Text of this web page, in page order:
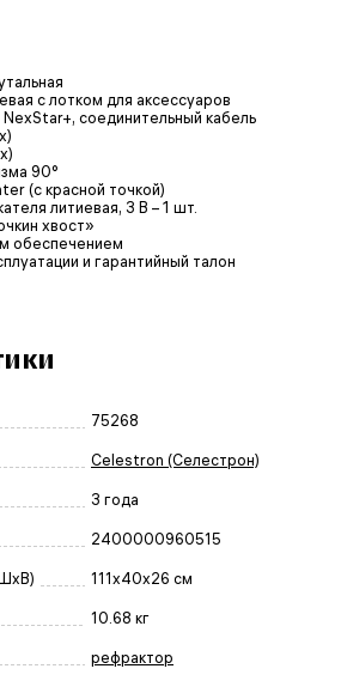
с лотком для аксессуаров
NexStar+, соединительный кабель
90°
(с красной точкой)
литиевая, 3 В – 1 шт.
хвост»
обеспечением
и гарантийный талон
75268
Celestron (Селестрон)
3 года
2400000960515
111x40x26 см
10.68 кг
рефрактор